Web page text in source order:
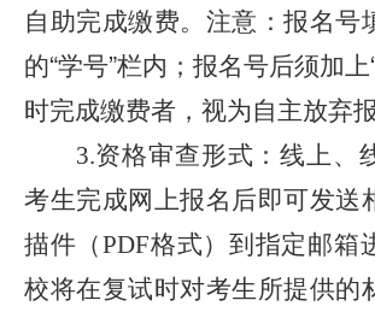
自助完成缴费。注意：报名号
的“学号”栏内；报名号后须加上
时完成缴费者，视为自主放弃报
3.资格审查形式：线上、
考生完成网上报名后即可发送
描件 （PDF格式） 到指定邮箱
校将在复试时对考生所提供的